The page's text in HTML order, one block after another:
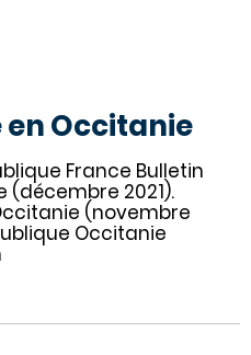
Occitanie
France Bulletin
(décembre 2021).
(novembre
Occitanie